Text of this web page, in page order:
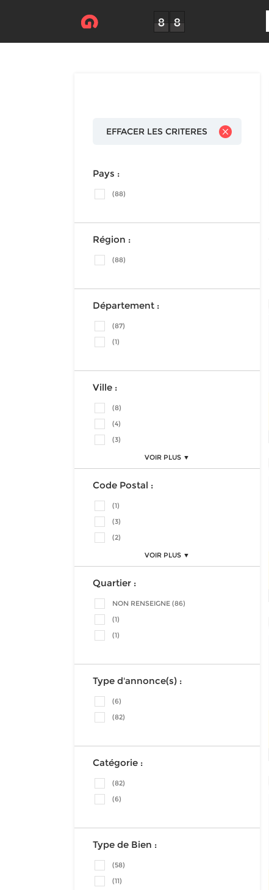
EFFACER LES CRITERES
Pays :
(88)
Région :
(88)
Département :
(87)
(1)
Ville :
(8)
(4)
(3)
VOIR PLUS ▼
Code Postal :
(1)
(3)
(2)
VOIR PLUS ▼
Quartier :
NON RENSEIGNE (86)
(1)
(1)
Type d'annonce(s) :
(6)
(82)
Catégorie :
(82)
(6)
Type de Bien :
(58)
(11)